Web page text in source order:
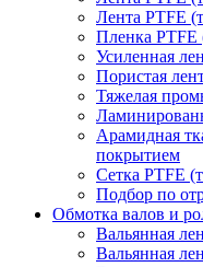
Лента PTFE
Пленка PTFE
Усиленная
Пористая
Тяжелая
Арамидная
покрытием
Сетка PTFE
Подбор по
Обмотка валов и
Вальянная
Вальянная